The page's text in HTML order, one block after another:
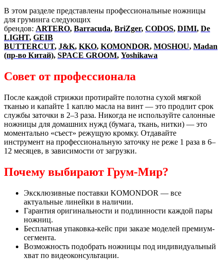
В этом разделе представлены профессиональные ножницы
для груминга следующих
брендов: ARTERO, Barracuda, BriZger, CODOS, DIMI, De
LIGHT, GEIB
BUTTERCUT, J&K, KKO, KOMONDOR, MOSHOU, Madan
(пр-во Китай), SPACE GROOM, Yoshikawa
Совет от профессионала
После каждой стрижки протирайте полотна сухой мягкой
тканью и капайте 1 каплю масла на винт — это продлит срок
службы заточки в 2–3 раза. Никогда не используйте салонные
ножницы для домашних нужд (бумага, ткань, нитки) — это
моментально «съест» режущую кромку. Отдавайте
инструмент на профессиональную заточку не реже 1 раза в 6–
12 месяцев, в зависимости от загрузки.
Почему выбирают Грум-Мир?
Эксклюзивные поставки KOMONDOR — все
актуальные линейки в наличии.
Гарантия оригинальности и подлинности каждой пары
ножниц.
Бесплатная упаковка-кейс при заказе моделей премиум-
сегмента.
Возможность подобрать ножницы под индивидуальный
хват по видеоконсультации.